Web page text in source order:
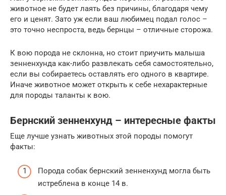
животное не будет лаять без причины, благодаря чему
его и ценят. Зато уж если ваш любимец подал голос –
это точно неспроста, ведь бернцы – отличные сторожа.
К вою порода не склонна, но стоит приучить малыша
зенненхунда как-либо развлекать себя самостоятельно,
если вы собираетесь оставлять его одного в квартире.
Иначе животное может открыть к себе нехарактерные
для породы таланты к вою.
Бернский зенненхунд – интересные факты
Еще лучше узнать животных этой породы помогут
факты:
Порода собак бернский зенненхунд могла быть
истреблена в конце 14 в.